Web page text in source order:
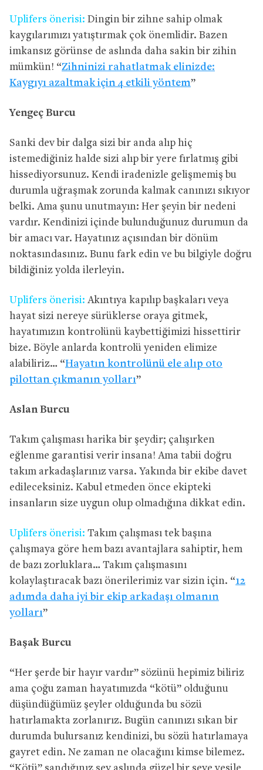
Uplifers önerisi: Dingin bir zihne sahip olmak
kaygılarımızı yatıştırmak çok önemlidir. Bazen
imkansız görünse de aslında daha sakin bir zihin
mümkün! “Zihninizi rahatlatmak elinizde:
Kaygıyı azaltmak için 4 etkili yöntem”
Yengeç Burcu
Sanki dev bir dalga sizi bir anda alıp hiç
istemediğiniz halde sizi alıp bir yere fırlatmış gibi
hissediyorsunuz. Kendi iradenizle gelişmemiş bu
durumla uğraşmak zorunda kalmak canınızı sıkıyor
belki. Ama şunu unutmayın: Her şeyin bir nedeni
vardır. Kendinizi içinde bulunduğunuz durumun da
bir amacı var. Hayatınız açısından bir dönüm
noktasındasınız. Bunu fark edin ve bu bilgiyle doğru
bildiğiniz yolda ilerleyin.
Uplifers önerisi: Akıntıya kapılıp başkaları veya
hayat sizi nereye sürüklerse oraya gitmek,
hayatımızın kontrolünü kaybettiğimizi hissettirir
bize. Böyle anlarda kontrolü yeniden elimize
alabiliriz… “Hayatın kontrolünü ele alıp oto
pilottan çıkmanın yolları”
Aslan Burcu
Takım çalışması harika bir şeydir; çalışırken
eğlenme garantisi verir insana! Ama tabii doğru
takım arkadaşlarınız varsa. Yakında bir ekibe davet
edileceksiniz. Kabul etmeden önce ekipteki
insanların size uygun olup olmadığına dikkat edin.
Uplifers önerisi: Takım çalışması tek başına
çalışmaya göre hem bazı avantajlara sahiptir, hem
de bazı zorluklara… Takım çalışmasını
kolaylaştıracak bazı önerilerimiz var sizin için. “12
adımda daha iyi bir ekip arkadaşı olmanın
yolları”
Başak Burcu
“Her şerde bir hayır vardır” sözünü hepimiz biliriz
ama çoğu zaman hayatımızda “kötü” olduğunu
düşündüğümüz şeyler olduğunda bu sözü
hatırlamakta zorlanırız. Bugün canınızı sıkan bir
durumda bulursanız kendinizi, bu sözü hatırlamaya
gayret edin. Ne zaman ne olacağını kimse bilemez.